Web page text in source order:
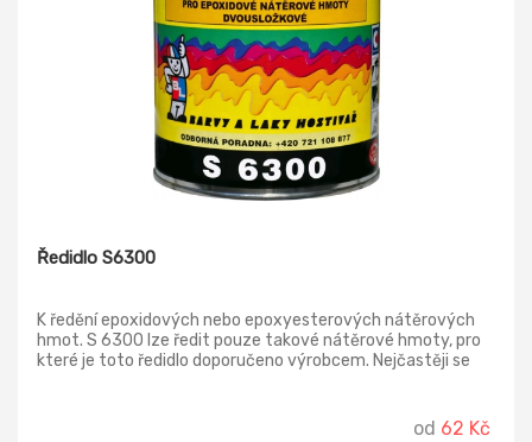
Ředidlo S6300
K ředění epoxidových nebo epoxyesterových nátěrových
hmot. S 6300 lze ředit pouze takové nátěrové hmoty, pro
které je toto ředidlo doporučeno výrobcem. Nejčastěji se
od 62 Kč